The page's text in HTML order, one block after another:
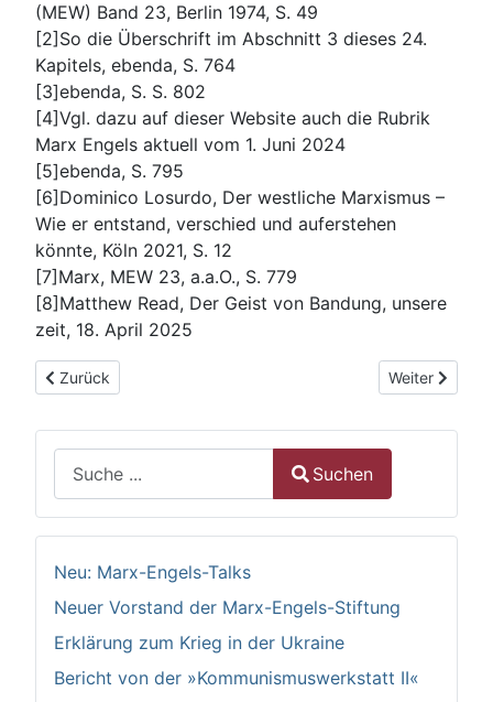
(MEW) Band 23, Berlin 1974, S. 49
[2]So die Überschrift im Abschnitt 3 dieses 24.
Kapitels, ebenda, S. 764
[3]ebenda, S. S. 802
[4]Vgl. dazu auf dieser Website auch die Rubrik
Marx Engels aktuell vom 1. Juni 2024
[5]ebenda, S. 795
[6]Dominico Losurdo, Der westliche Marxismus –
Wie er entstand, verschied und auferstehen
könnte, Köln 2021, S. 12
[7]Marx, MEW 23, a.a.O., S. 779
[8]Matthew Read, Der Geist von Bandung, unsere
zeit, 18. April 2025
Vorheriger Beitrag: „… die Kritik der Religion ist die
Zurück Nächster
Weiter
Suchen
Neu: Marx-Engels-Talks
Neuer Vorstand der Marx-Engels-Stiftung
Erklärung zum Krieg in der Ukraine
Bericht von der »Kommunismuswerkstatt II«